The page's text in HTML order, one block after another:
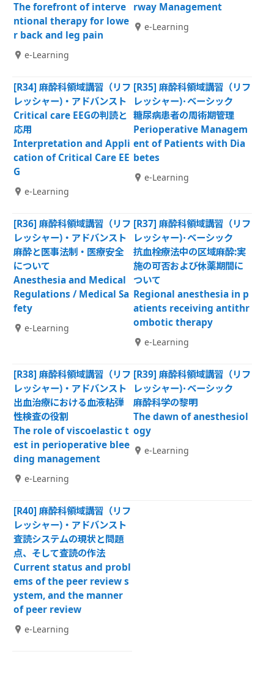
The forefront of interve
ntional therapy for lowe
r back and leg pain
e-Learning
rway Management
e-Learning
[R34] 麻酔科領域講習（リフ
レッシャー)・アドバンスト
Critical care EEGの判読と
応用
Interpretation and Appli
cation of Critical Care EE
G
e-Learning
[R35] 麻酔科領域講習（リフ
レッシャー)･ベーシック
糖尿病患者の周術期管理
Perioperative Managem
ent of Patients with Dia
betes
e-Learning
[R36] 麻酔科領域講習（リフ
レッシャー)・アドバンスト
麻酔と医事法制・医療安全
について
Anesthesia and Medical
Regulations / Medical Sa
fety
e-Learning
[R37] 麻酔科領域講習（リフ
レッシャー)･ベーシック
抗血栓療法中の区域麻酔:実
施の可否および休薬期間に
ついて
Regional anesthesia in p
atients receiving antithr
ombotic therapy
e-Learning
[R38] 麻酔科領域講習（リフ
レッシャー)・アドバンスト
出血治療における血液粘弾
性検査の役割
The role of viscoelastic t
est in perioperative blee
ding management
e-Learning
[R39] 麻酔科領域講習（リフ
レッシャー)･ベーシック
麻酔科学の黎明
The dawn of anesthesiol
ogy
e-Learning
[R40] 麻酔科領域講習（リフ
レッシャー)・アドバンスト
査読システムの現状と問題
点、そして査読の作法
Current status and probl
ems of the peer review s
ystem, and the manner
of peer review
e-Learning